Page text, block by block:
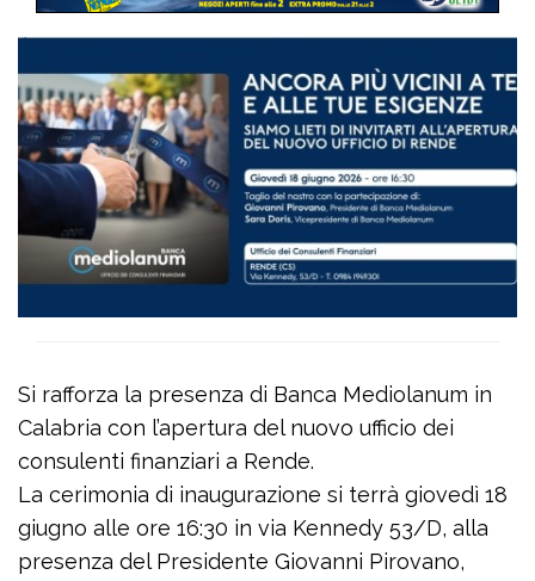
Si rafforza la presenza di Banca Mediolanum in
Calabria con l’apertura del nuovo ufficio dei
consulenti finanziari a Rende.
La cerimonia di inaugurazione si terrà giovedì 18
giugno alle ore 16:30 in via Kennedy 53/D, alla
presenza del Presidente Giovanni Pirovano,